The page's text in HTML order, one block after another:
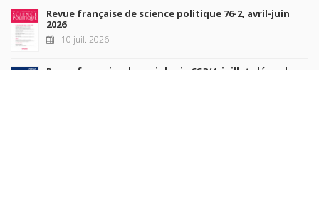
Revue française de science politique 76-2, avril-juin
2026
10 juil. 2026
Revue française de sociologie 66 3/4, juillet-décembre